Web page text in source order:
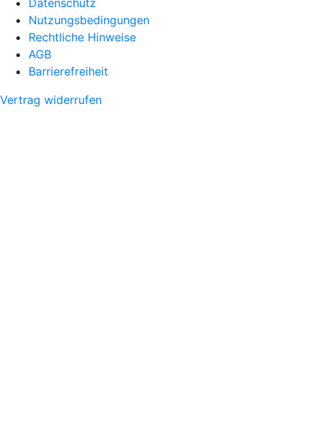
Datenschutz
Nutzungsbedingungen
Rechtliche Hinweise
AGB
Barrierefreiheit
Vertrag widerrufen